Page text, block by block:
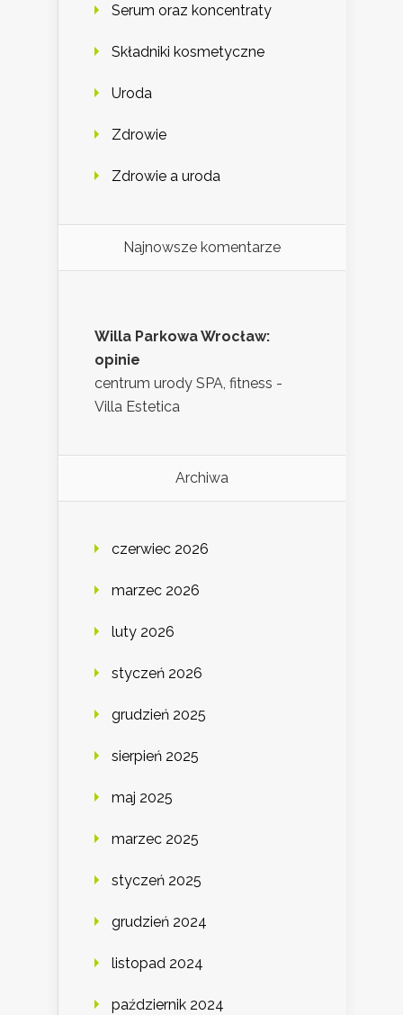
Serum oraz koncentraty
Składniki kosmetyczne
Uroda
Zdrowie
Zdrowie a uroda
Najnowsze komentarze
Willa Parkowa Wrocław:
opinie
centrum urody SPA, fitness -
Villa Estetica
Archiwa
czerwiec 2026
marzec 2026
luty 2026
styczeń 2026
grudzień 2025
sierpień 2025
maj 2025
marzec 2025
styczeń 2025
grudzień 2024
listopad 2024
październik 2024